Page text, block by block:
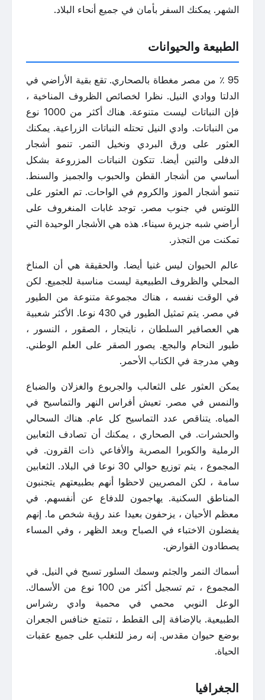
الشهر. يمكنك السفر بأمان في جميع أنحاء البلاد.
الطبيعة والحيوانات
95 ٪ من مصر مغطاة بالصحاري. تقع بقية الأراضي في
الدلتا ووادي النيل. نظرا لخصائص الظروف المناخية ،
فإن النباتات ليست متنوعة. هناك أكثر من 1000 نوع
من النباتات. وادي النيل تحتله النباتات الزراعية. يمكنك
العثور على ورق البردي ونخيل التمر. تنمو أشجار
الدفلى والتين أيضا. تتكون النباتات المزروعة بشكل
أساسي من أشجار القطن والحبوب والجميز والسنط.
تنمو أشجار الموز والكروم في الواحات. تم العثور على
اللوتس في جنوب مصر. توجد غابات المنغروف على
أراضي شبه جزيرة سيناء. هذه هي الأشجار الوحيدة التي
تمكنت من التجذر.
عالم الحيوان ليس غنيا أيضا. والحقيقة هي أن المناخ
المحلي والظروف الطبيعية ليست مناسبة للجميع. لكن
في الوقت نفسه ، هناك مجموعة متنوعة من الطيور
في مصر. يتم تمثيل الطيور في 430 نوعا. الأكثر شعبية
هي العصافير السلطان ، نايتجار ، الصقور ، النسور ،
طيور النحام والبجع. يصور الصقر على العلم الوطني.
وهي مدرجة في الكتاب الأحمر.
يمكن العثور على الثعالب والجربوع والغزلان والضباع
والنمس في مصر. تعيش أفراس النهر والتماسيح في
المياه. يتناقص عدد التماسيح كل عام. هناك السحالي
والحشرات. في الصحاري ، يمكنك أن تصادف الثعابين
الرملية والكوبرا المصرية والأفاعي ذات القرون. في
المجموع ، يتم توزيع حوالي 30 نوعا في البلاد. الثعابين
سامة ، لكن المصريين لاحظوا أنهم بطبيعتهم يتجنبون
المناطق السكنية. يهاجمون للدفاع عن أنفسهم. في
معظم الأحيان ، يزحفون بعيدا عند رؤية شخص ما. إنهم
يفضلون الاختباء في الصباح وبعد الظهر ، وفي المساء
يصطادون القوارض.
أسماك النمر والجثم وسمك السلور تسبح في النيل. في
المجموع ، تم تسجيل أكثر من 100 نوع من الأسماك.
الوعل النوبي محمي في محمية وادي رشراس
الطبيعية. بالإضافة إلى القطط ، تتمتع خنافس الجعران
بوضع حيوان مقدس. إنه رمز للتغلب على جميع عقبات
الحياة.
الجغرافيا